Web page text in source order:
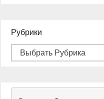
Рубрики